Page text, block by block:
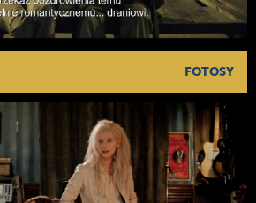
FOTOSY